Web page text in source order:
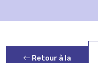
Retour à la